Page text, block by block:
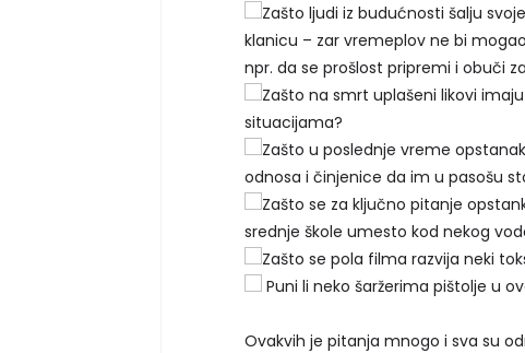
Zašto ljudi iz budućnosti šalju
klanicu – zar vremeplov ne bi
npr. da se prošlost pripremi i obuči
Zašto na smrt uplašeni likovi
situacijama?
Zašto u poslednje vreme
odnosa i činjenice da im u pasošu
Zašto se za ključno pitanje
srednje škole umesto kod nekog
Zašto se pola filma razvija neki
Puni li neko šaržerima pištolje u
Ovakvih je pitanja mnogo i sva su